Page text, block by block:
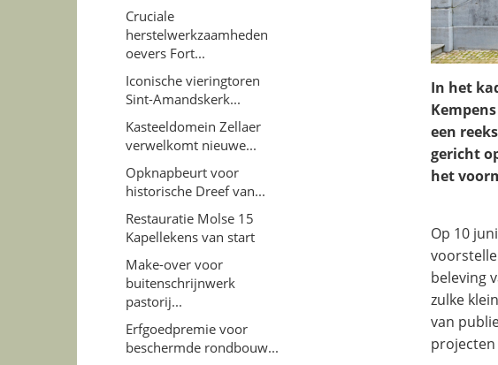
In het
een
gericht
het
Op 10
beleving
zulke
van
projecten
Cruciale
herstelwerkzaamheden
oevers Fort...
Iconische vieringtoren
Sint-Amandskerk...
Kasteeldomein Zellaer
verwelkomt nieuwe...
Opknapbeurt voor
historische Dreef van...
Restauratie Molse 15
Kapellekens van start
Make-over voor
buitenschrijnwerk
pastorij...
Erfgoedpremie voor
beschermde rondbouw...